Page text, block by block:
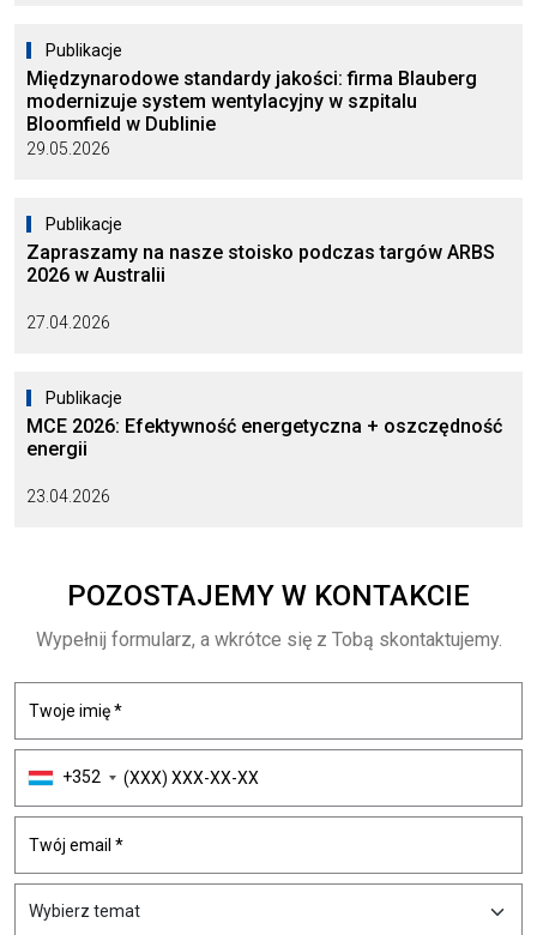
Publikacje
Międzynarodowe standardy jakości: firma Blauberg
modernizuje system wentylacyjny w szpitalu
Bloomfield w Dublinie
29.05.2026
Publikacje
Zapraszamy na nasze stoisko podczas targów ARBS
2026 w Australii
27.04.2026
Publikacje
MCE 2026: Efektywność energetyczna + oszczędność
energii
23.04.2026
POZOSTAJEMY W KONTAKCIE
Wypełnij formularz, a wkrótce się z Tobą skontaktujemy.
+352